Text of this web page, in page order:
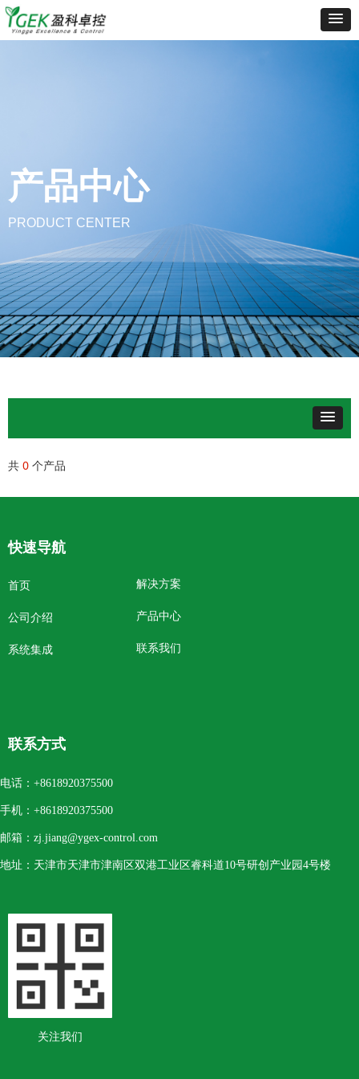
产品中心
PRODUCT CENTER
共 0 个产品
联系方式
电话： +8618920375500
手机： +8618920375500
邮箱： zj.jiang@ygex-control.com
地址： 天津市天津市津南区双港工业区睿科道10号研创产业园4号楼
快速导航
首页
公司介绍
系统集成
解决方案
产品中心
联系我们
关注我们